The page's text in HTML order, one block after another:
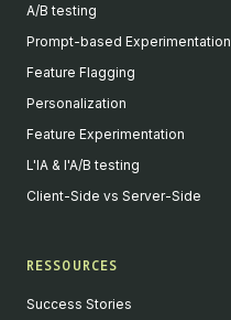
A/B testing
Prompt-based Experimentation
Feature Flagging
Personalization
Feature Experimentation
L'IA & l'A/B testing
Client-Side vs Server-Side
RESSOURCES
Success Stories